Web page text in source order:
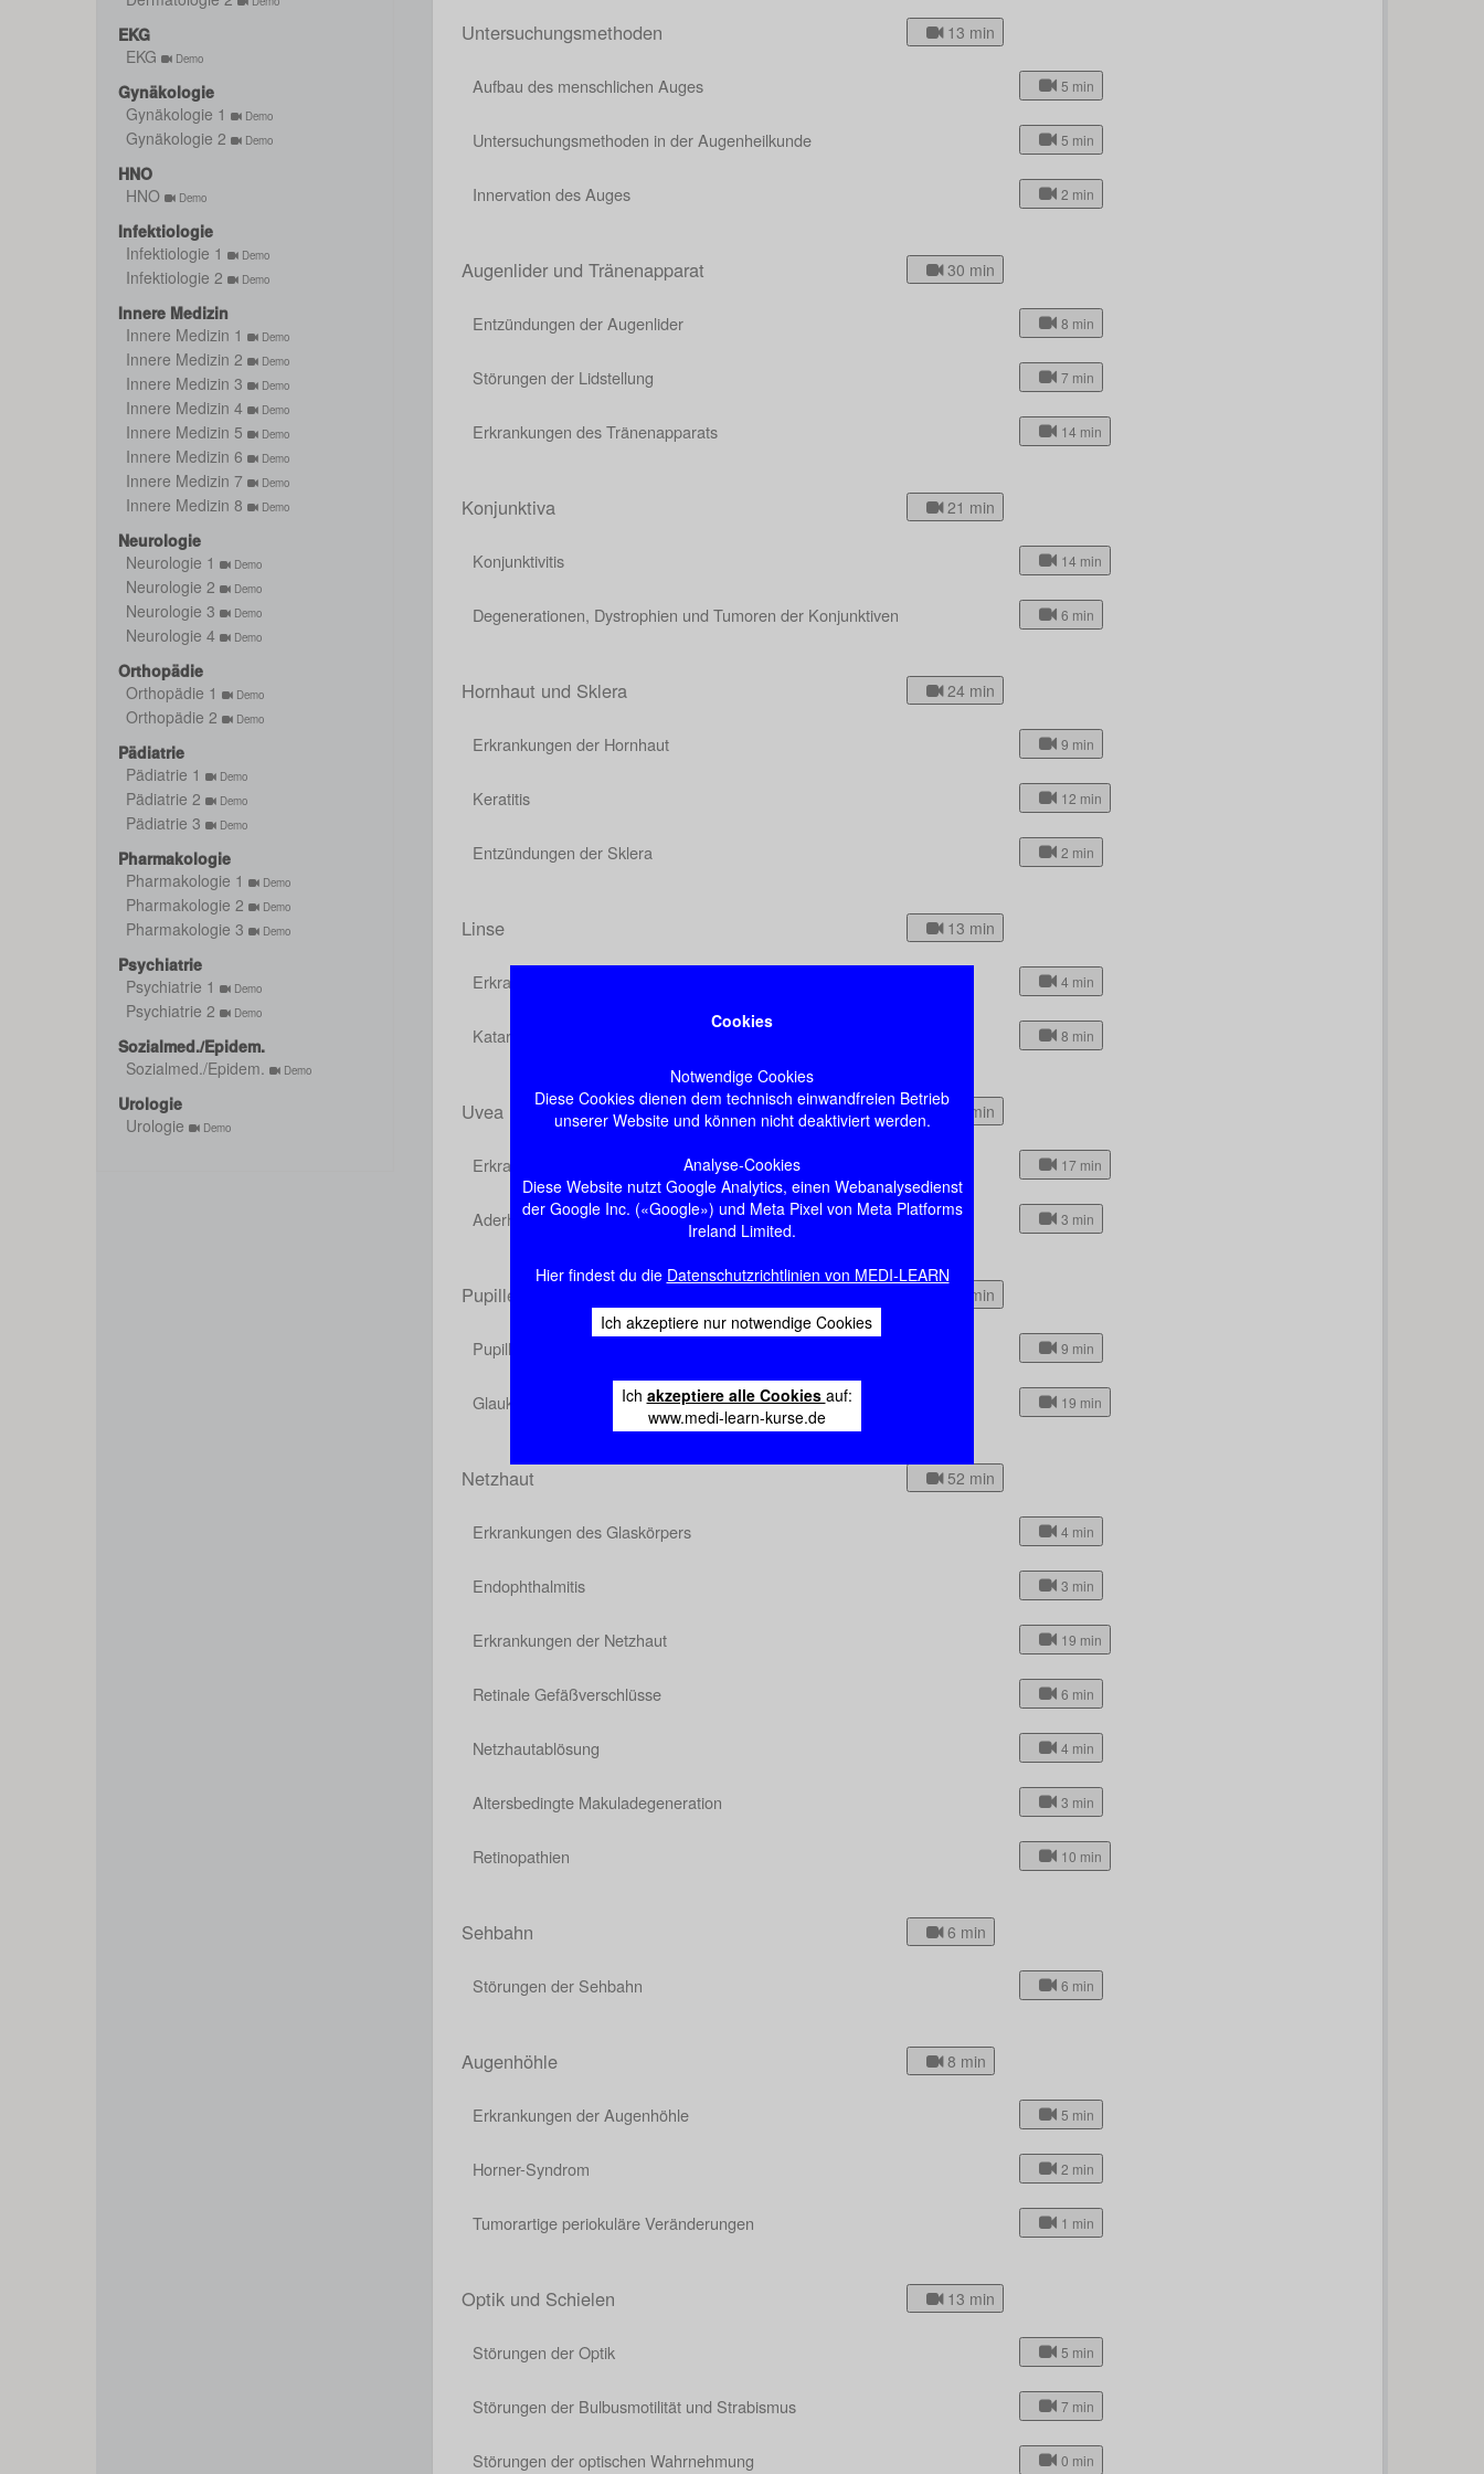
Cookies
Notwendige Cookies
Diese Cookies dienen dem technisch einwandfreien Betrieb
unserer Website und können nicht deaktiviert werden.
Analyse-Cookies
Diese Website nutzt Google Analytics, einen Webanalysedienst
der Google Inc. («Google») und Meta Pixel von Meta Platforms
Ireland Limited.
Hier findest du die Datenschutzrichtlinien von MEDI-LEARN
Ich akzeptiere nur notwendige Cookies
Ich akzeptiere alle Cookies auf:
www.medi-learn-kurse.de
EKG
EKG
Demo
Gynäkologie
Gynäkologie 1
Demo
Gynäkologie 2 Demo
HNO
HNO
Demo
Infektiologie
Infektiologie 1
Demo
Infektiologie 2 Demo
Innere Medizin
Innere Medizin 1
Demo
Innere Medizin 2 Demo
Innere Medizin 3 Demo
Innere Medizin 4 Demo
Innere Medizin 5 Demo
Innere Medizin 6 Demo
Innere Medizin 7 Demo
Innere Medizin 8 Demo
Neurologie
Neurologie 1
Demo
Neurologie 2 Demo
Neurologie 3 Demo
Neurologie 4 Demo
Orthopädie
Orthopädie 1
Demo
Orthopädie 2 Demo
Pädiatrie
Pädiatrie 1
Demo
Pädiatrie 2 Demo
Pädiatrie 3 Demo
Pharmakologie
Pharmakologie 1
Demo
Pharmakologie 2 Demo
Pharmakologie 3 Demo
Psychiatrie
Psychiatrie 1
Demo
Psychiatrie 2 Demo
Sozialmed./Epidem.
Sozialmed./Epidem.
Demo
Urologie
Urologie
Demo
Untersuchungsmethoden 13 min
Aufbau des menschlichen Auges 5 min
Untersuchungsmethoden in der Augenheilkunde 5 min
Innervation des Auges 2 min
Augenlider und Tränenapparat 30 min
Entzündungen der Augenlider 8 min
Störungen der Lidstellung 7 min
Erkrankungen des Tränenapparats 14 min
Konjunktiva 21 min
Konjunktivitis 14 min
Degenerationen, Dystrophien und Tumoren der Konjunktiven 6 min
Hornhaut und Sklera 24 min
Erkrankungen der Hornhaut 9 min
Keratitis 12 min
Entzündungen der Sklera 2 min
Linse 13 min
Erkrankungen der Linse 4 min
Katarakt 8 min
Uvea 21 min
Erkrankungen der Uvea 17 min
Aderhautmelanom 3 min
Pupille und Glaukom 28 min
Pupillenstörungen 9 min
Glaukom 19 min
Netzhaut 52 min
Erkrankungen des Glaskörpers 4 min
Endophthalmitis 3 min
Erkrankungen der Netzhaut 19 min
Retinale Gefäßverschlüsse 6 min
Netzhautablösung 4 min
Altersbedingte Makuladegeneration 3 min
Retinopathien 10 min
Sehbahn 6 min
Störungen der Sehbahn 6 min
Augenhöhle 8 min
Erkrankungen der Augenhöhle 5 min
Horner-Syndrom 2 min
Tumorartige periokuläre Veränderungen 1 min
Optik und Schielen 13 min
Störungen der Optik 5 min
Störungen der Bulbusmotilität und Strabismus 7 min
Störungen der optischen Wahrnehmung 0 min